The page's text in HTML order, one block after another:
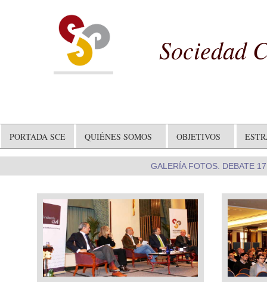
Sociedad
PORTADA SCE QUIÉNES SOMOS OBJETIVOS
GALERÍA FOTOS. DEBATE